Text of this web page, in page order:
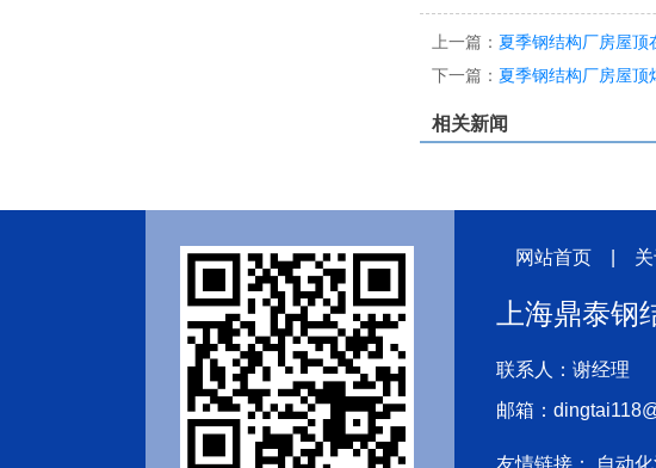
上一篇： 夏季钢结构厂房屋顶
下一篇： 夏季钢结构厂房屋顶
相关新闻
网站首页
上海鼎泰
联系人：谢经
邮箱：
友情链接： 自动